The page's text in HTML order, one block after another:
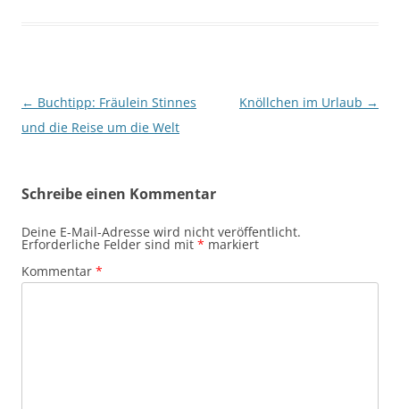
Beitragsnavigation
← Buchtipp: Fräulein Stinnes
und die Reise um die Welt
Knöllchen im Urlaub →
Schreibe einen Kommentar
Deine E-Mail-Adresse wird nicht veröffentlicht.
Erforderliche Felder sind mit * markiert
Kommentar *